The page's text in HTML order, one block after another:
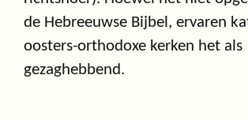
de Hebreeuwse Bijbel, ervaren
oosters-orthodoxe kerken het als
gezaghebbend.